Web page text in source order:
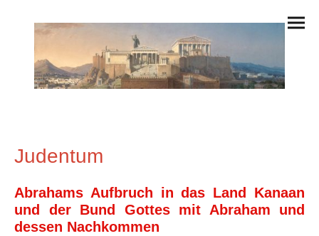
Judentum
Abrahams Aufbruch in das Land Kanaan
und der Bund Gottes mit Abraham und
dessen Nachkommen